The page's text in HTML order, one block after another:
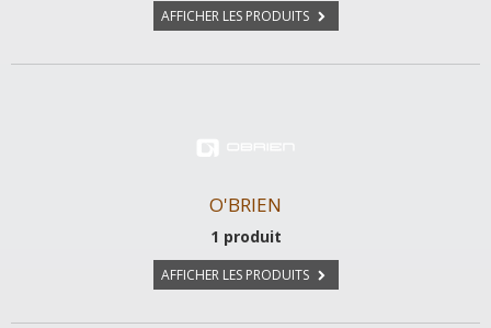
AFFICHER LES PRODUITS
O'BRIEN
1 produit
AFFICHER LES PRODUITS